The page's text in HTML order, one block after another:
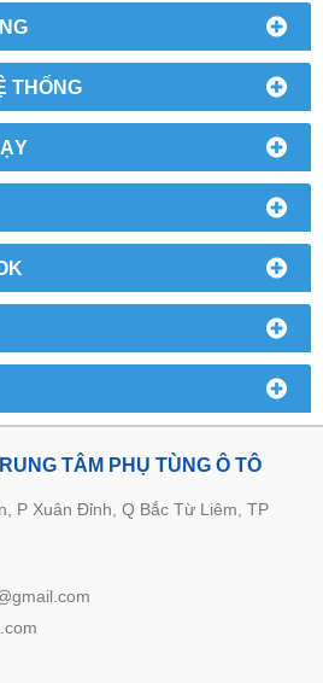
THỐNG
TÂM PHỤ TÙNG Ô TÔ
P Xuân Đỉnh, Q Bắc Từ Liêm, TP